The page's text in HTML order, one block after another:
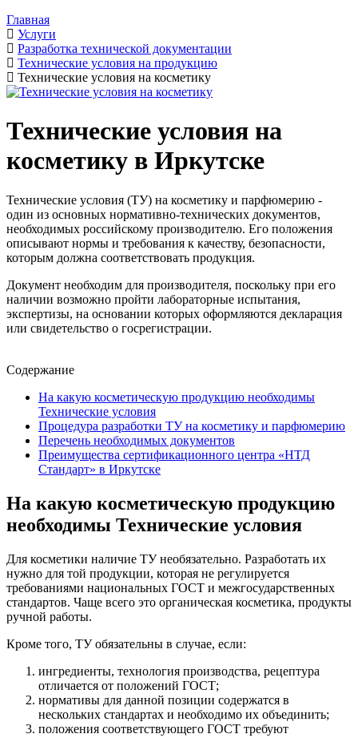
Главная
Услуги
Разработка технической документации
Технические условия на продукцию
Технические условия на косметику
Технические условия на
косметику в Иркутске
Технические условия (ТУ) на косметику и парфюмерию -
один из основных нормативно-технических документов,
необходимых российскому производителю. Его положения
описывают нормы и требования к качеству, безопасности,
которым должна соответствовать продукция.
Документ необходим для производителя, поскольку при его
наличии возможно пройти лабораторные испытания,
экспертизы, на основании которых оформляются декларация
или свидетельство о госрегистрации.
Содержание
На какую косметическую продукцию необходимы
Технические условия
Процедура разработки ТУ на косметику и парфюмерию
Перечень необходимых документов
Преимущества сертификационного центра «НТД
Стандарт» в Иркутске
На какую косметическую продукцию
необходимы Технические условия
Для косметики наличие ТУ необязательно. Разработать их
нужно для той продукции, которая не регулируется
требованиями национальных ГОСТ и межгосударственных
стандартов. Чаще всего это органическая косметика, продукты
ручной работы.
Кроме того, ТУ обязательны в случае, если:
ингредиенты, технология производства, рецептура
отличается от положений ГОСТ;
нормативы для данной позиции содержатся в
нескольких стандартах и необходимо их объединить;
положения соответствующего ГОСТ требуют